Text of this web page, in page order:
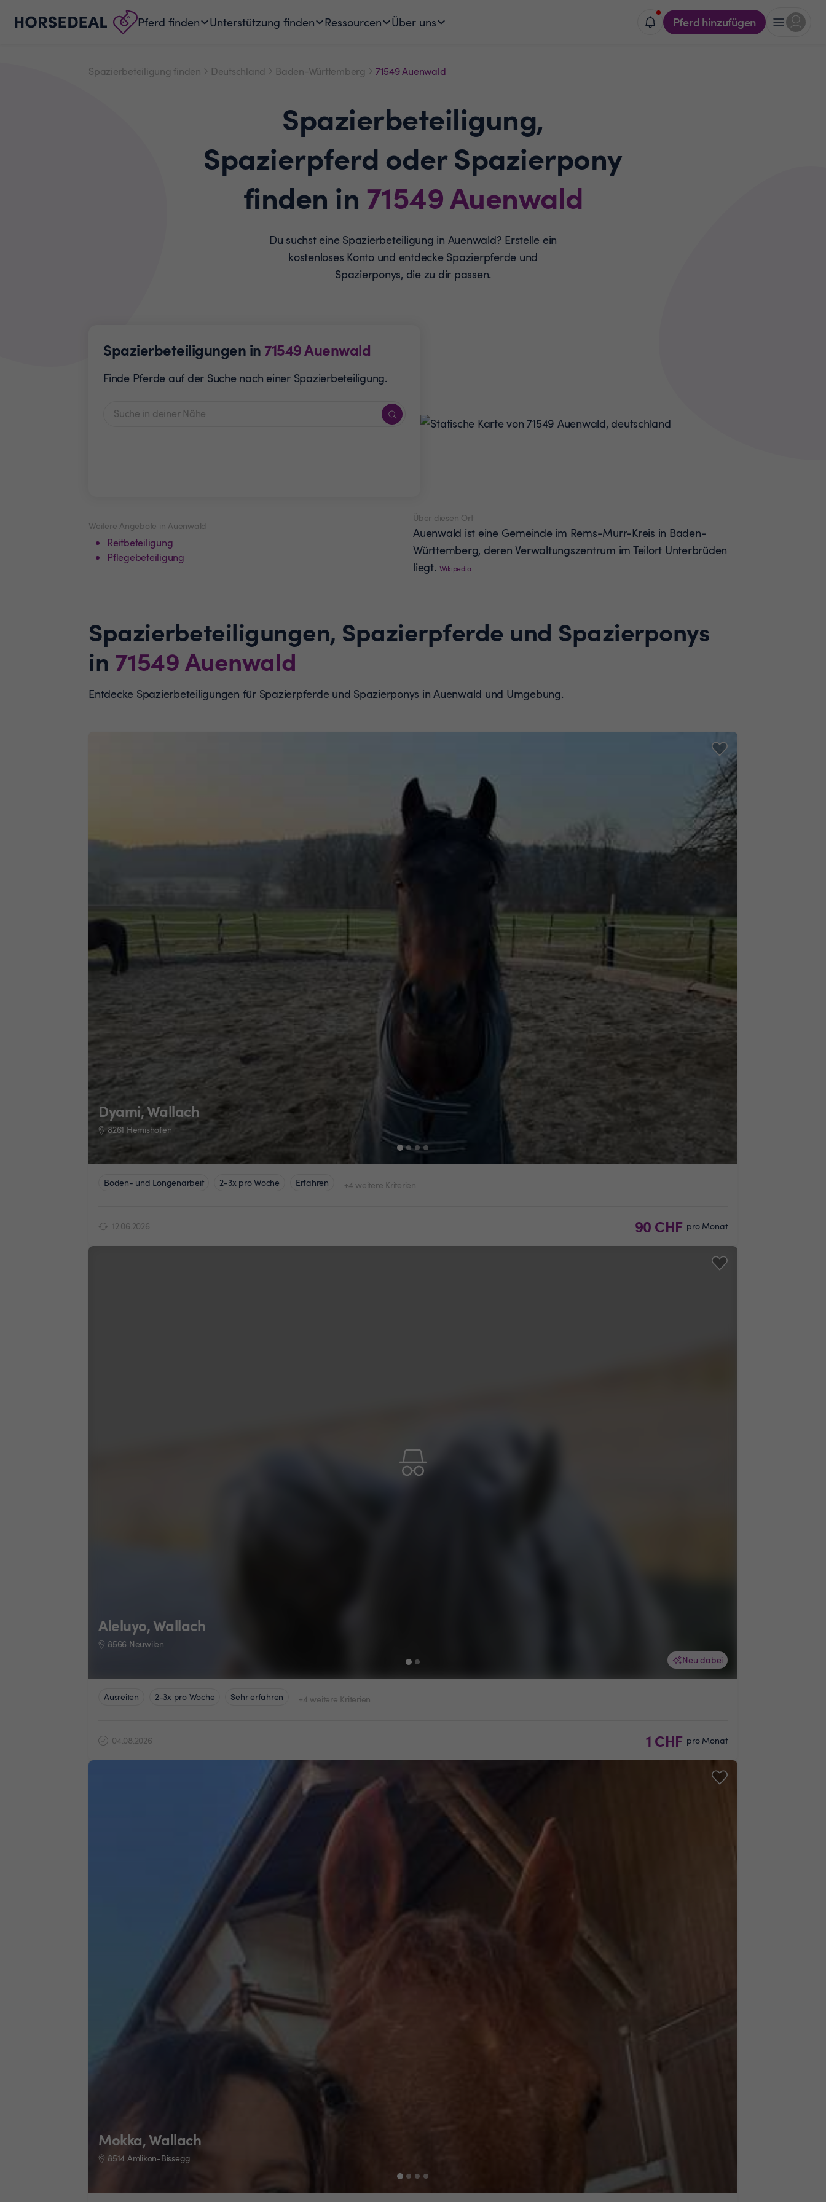
Pferd finden Unterstützung finden Ressourcen Über uns Pferd hinzufügen
Spazierbeteiligung finden Deutschland Baden-Württemberg 71549 Auenwald
Spazierbeteiligung,
Spazierpferd oder Spazierpony
finden in 71549Auenwald
Du suchst eine Spazierbeteiligung in Auenwald? Erstelle ein
kostenloses Konto und entdecke Spazierpferde und
Spazierponys, die zu dir passen.
Spazierbeteiligungen in 71549Auenwald
Finde Pferde auf der Suche nach einer Spazierbeteiligung.
Weitere Angebote in Auenwald
Reitbeteiligung
Pflegebeteiligung
Über diesen Ort
Auenwald ist eine Gemeinde im Rems-Murr-Kreis in Baden-
Württemberg, deren Verwaltungszentrum im Teilort Unterbrüden
liegt. Wikipedia
Spazierbeteiligungen, Spazierpferde und Spazierponys
in 71549Auenwald
Entdecke Spazierbeteiligungen für Spazierpferde und Spazierponys in Auenwald und Umgebung.
Dyami, Wallach
8261 Hemishofen
Boden- und Longenarbeit 2-3x pro Woche Erfahren +4 weitere Kriterien
12.06.2026 90 CHF pro Monat
Neu dabei
Aleluyo, Wallach
8566 Neuwilen
Ausreiten 2-3x pro Woche Sehr erfahren +4 weitere Kriterien
04.08.2026 1 CHF pro Monat
Mokka, Wallach
8514 Amlikon-Bissegg